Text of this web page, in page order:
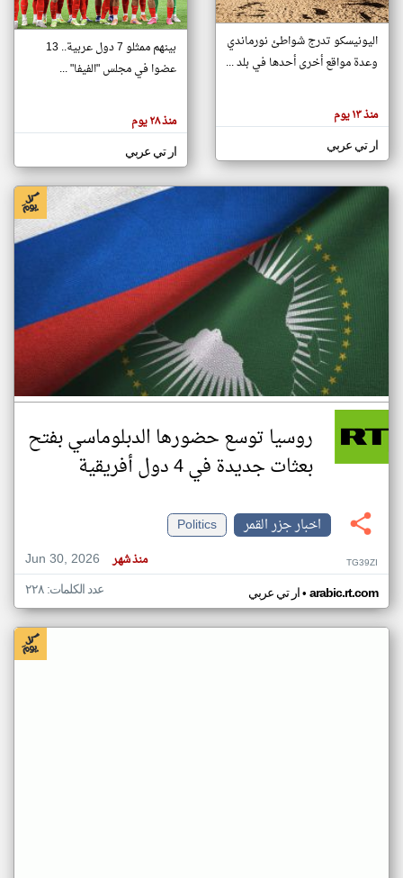
تغيير الدولة
اخبار جزر القمر على مدار الساعة
أهم اخبار جزر القمر العاجلة والمباشرة
هنا عن
وجهة
كاتبيها.
اليونيسكو تدرج شواطئ نورماندي
وعدة مواقع أخرى أحدها في بلد ...
منذ ١٣ يوم
ار تي عربي
بينهم ممثلو 7 دول عربية.. 13
عضوا في مجلس "الفيفا" ...
منذ ٢٨ يوم
ار تي عربي
روسيا توسع حضورها الدبلوماسي بفتح
بعثات جديدة في 4 دول أفريقية
اخبار جزر القمر
Politics
Jun 30, 2026
منذ شهر TG39ZI
ار تي عربي• arabic.rt.com عدد الكلمات: ٢٢٨
klyoum.com